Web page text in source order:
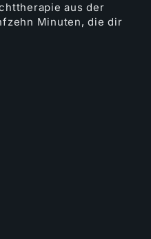
aus der
Minuten, die dir